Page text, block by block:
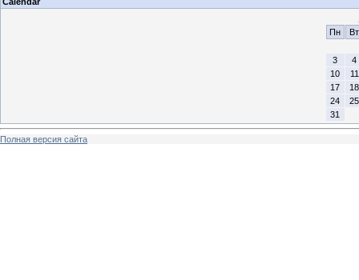
Пн
Вт
3
4
10
11
17
18
24
25
31
Полная версия сайта